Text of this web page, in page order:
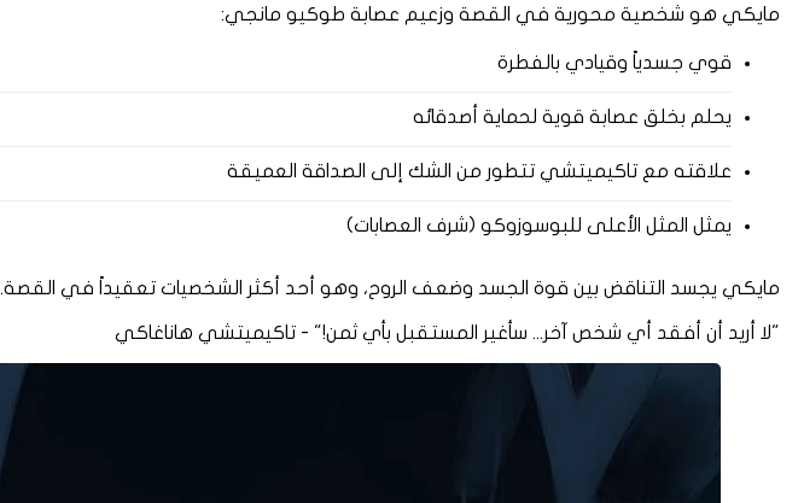
مايكي هو شخصية محورية في القصة وزعيم عصابة طوكيو مانجي:
قوي جسدياً وقيادي بالفطرة
يحلم بخلق عصابة قوية لحماية أصدقائه
علاقته مع تاكيميتشي تتطور من الشك إلى الصداقة العميقة
يمثل المثل الأعلى للبوسوزوكو (شرف العصابات)
مايكي يجسد التناقض بين قوة الجسد وضعف الروح، وهو أحد أكثر الشخصيات تعقيداً في القصة.
"لا أريد أن أفقد أي شخص آخر... سأغير المستقبل بأي ثمن!" - تاكيميتشي هاناغاكي